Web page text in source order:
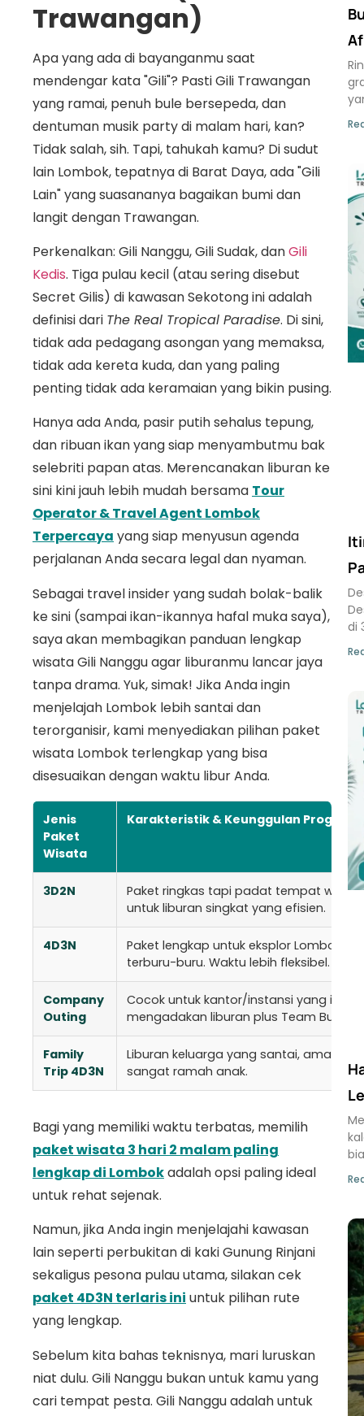
Trawangan)
Apa yang ada di bayanganmu saat
mendengar kata "Gili"? Pasti Gili Trawangan
yang ramai, penuh bule bersepeda, dan
dentuman musik party di malam hari, kan?
Tidak salah, sih. Tapi, tahukah kamu? Di sudut
lain Lombok, tepatnya di Barat Daya, ada "Gili
Lain" yang suasananya bagaikan bumi dan
langit dengan Trawangan.
Perkenalkan: Gili Nanggu, Gili Sudak, danGili
Kedis. Tiga pulau kecil (atau sering disebut
Secret Gilis) di kawasan Sekotong ini adalah
definisi dari The Real Tropical Paradise. Di sini,
tidak ada pedagang asongan yang memaksa,
tidak ada kereta kuda, dan yang paling
penting tidak ada keramaian yang bikin pusing.
Hanya ada Anda, pasir putih sehalus tepung,
dan ribuan ikan yang siap menyambutmu bak
selebriti papan atas. Merencanakan liburan ke
sini kini jauh lebih mudah bersama Tour
Operator & Travel Agent Lombok
Terpercaya yang siap menyusun agenda
perjalanan Anda secara legal dan nyaman.
Sebagai travel insider yang sudah bolak-balik
ke sini (sampai ikan-ikannya hafal muka saya),
saya akan membagikan panduan lengkap
wisata Gili Nanggu agar liburanmu lancar jaya
tanpa drama. Yuk, simak! Jika Anda ingin
menjelajah Lombok lebih santai dan
terorganisir, kami menyediakan pilihan paket
wisata Lombok terlengkap yang bisa
disesuaikan dengan waktu libur Anda.
Jenis
Paket
Wisata
Karakteristik & Keunggulan Program
3D2N
Paket ringkas tapi padat tempat
untuk liburan singkat yang efisien.
4D3N
Paket lengkap untuk eksplor Lombok
terburu-buru. Waktu lebih fleksibel.
Company
Outing
Cocok untuk kantor/instansi yang ingin
mengadakan liburan plus Team
Family
Trip 4D3N
Liburan keluarga yang santai, aman,
sangat ramah anak.
Bagi yang memiliki waktu terbatas, memilih
paket wisata 3 hari 2 malam paling
lengkap di Lombokadalah opsi paling ideal
untuk rehat sejenak.
Namun, jika Anda ingin menjelajahi kawasan
lain seperti perbukitan di kaki Gunung Rinjani
sekaligus pesona pulau utama, silakan cek
paket 4D3N terlaris ini untuk pilihan rute
yang lengkap.
Sebelum kita bahas teknisnya, mari luruskan
niat dulu. Gili Nanggu bukan untuk kamu yang
cari tempat pesta. Gili Nanggu adalah untuk
di